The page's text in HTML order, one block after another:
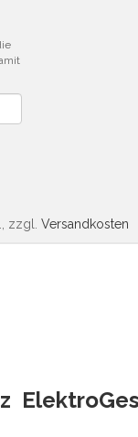
zzgl. Versandkosten